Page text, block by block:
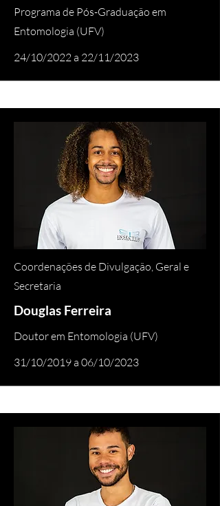
Programa de Pós-Graduação em
Entomologia (UFV)
24/10/2022 a 22/11/2023
Coordenações de Divulgação, Geral e
Secretaria
Douglas Ferreira
Doutor em Entomologia (UFV)
31/10/2019 a 06/10/2023